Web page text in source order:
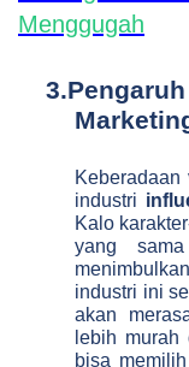
Menggugah
3.
industri
Kalo
yang
industri ini
akan
lebih
bisa